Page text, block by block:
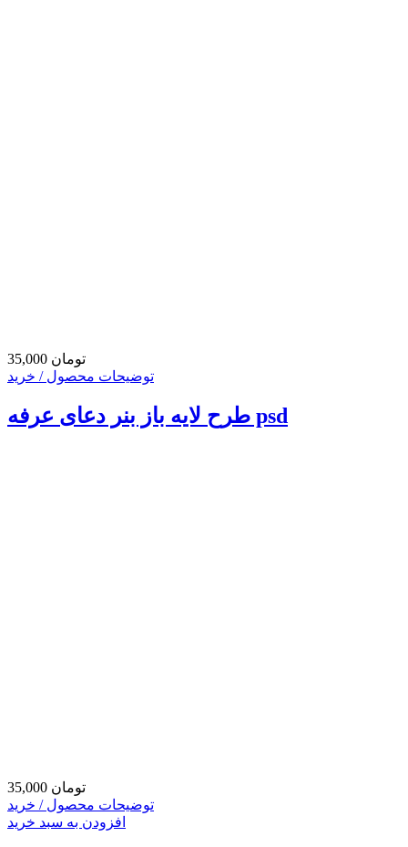
35,000 تومان
توضیحات محصول / خرید
طرح لایه باز بنر دعای عرفه psd
35,000 تومان
توضیحات محصول / خرید
افزودن به سبد خرید